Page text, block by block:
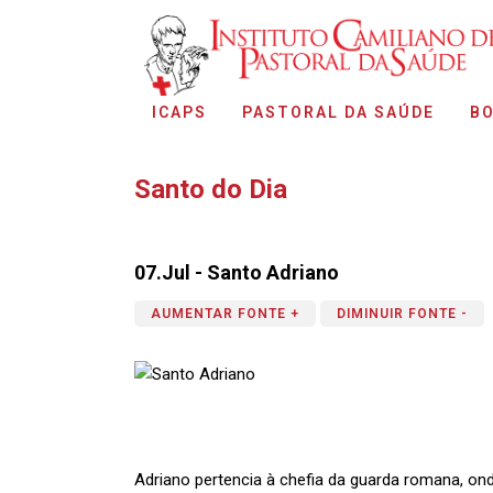
ICAPS PASTORAL DA SAÚDE
Santo do Dia
07.Jul - Santo Adriano
AUMENTAR FONTE + DIMINUIR FONTE -
Adriano pertencia à chefia da guarda romana,